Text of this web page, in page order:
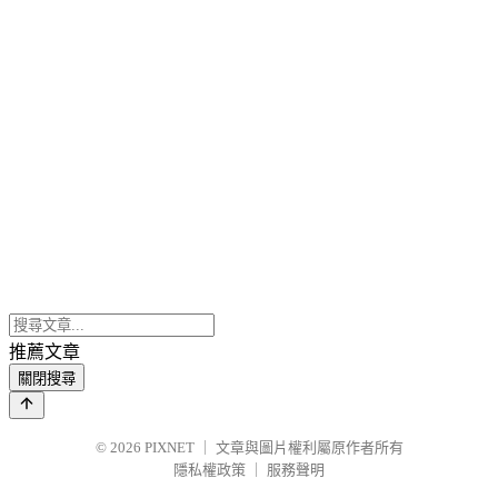
推薦文章
關閉搜尋
© 2026 PIXNET
文章與圖片權利屬原作者所有
隱私權政策
服務聲明